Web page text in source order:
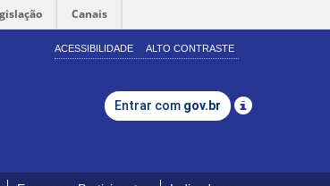
Canais
ACESSIBILIDADE ALTO CONTRASTE
Entrar com gov.br